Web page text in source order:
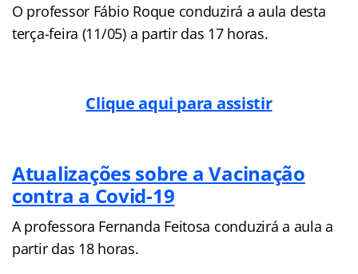
O professor Fábio Roque conduzirá a aula desta
terça-feira (11/05) a partir das 17 horas.
Clique aqui para assistir
Atualizações sobre a Vacinação
contra a Covid-19
A professora Fernanda Feitosa conduzirá a aula a
partir das 18 horas.